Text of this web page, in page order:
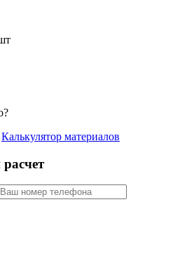
Калькулятор материалов